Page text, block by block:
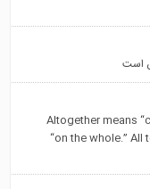
Altogether means
“on the whole.” All